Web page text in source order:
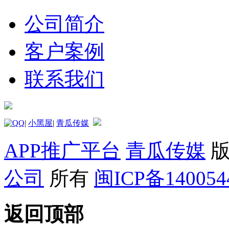
公司简介
客户案例
联系我们
| 小黑屋| 青瓜传媒
APP推广平台 青瓜传媒
公司 所有 闽ICP备
返回顶部